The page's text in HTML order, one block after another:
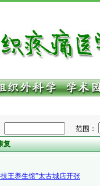
范围：
复
王养生馆”太古城店开张